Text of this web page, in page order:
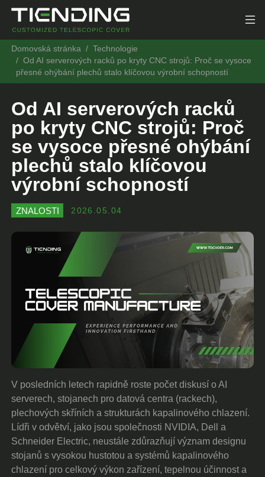
Domovská stránka
Technologie
Od AI serverových racků po kryty CNC strojů: Proč se vysoce
přesné ohýbání plechů stalo klíčovou výrobní schopností
Od AI serverových racků
po kryty CNC strojů: Proč
se vysoce přesné ohýbání
plechů stalo klíčovou
výrobní schopností
2026.05.04
ZNALOSTI
V posledních letech rapidně roste počet diskusí o AI
serverech, stojanech pro datová centra (rackech),
plechových skříních a strukturách kapalinového chlazení.
Lídři v odvětví, jako jsou společnosti NVIDIA, Dell a
Schneider Electric, neustále zdůrazňují význam designu
stojanů s vysokou hustotou a systémů kapalinového
chlazení pro celkový výkon zařízení, tepelnou účinnost a